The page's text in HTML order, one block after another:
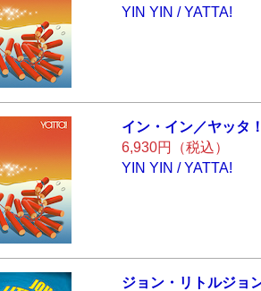
YIN YIN / YATTA!
イン・イン／ヤッタ
6,930円（税込）
YIN YIN / YATTA!
ジョン・リトルジョ